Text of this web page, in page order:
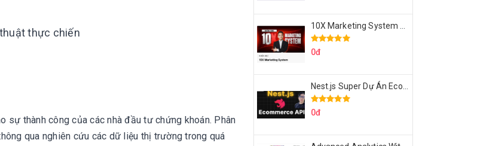
thực chiến
sự thành công của các nhà đầu tư chứng khoán. Phân
qua nghiên cứu các dữ liệu thị trường trong quá
0đ
0đ